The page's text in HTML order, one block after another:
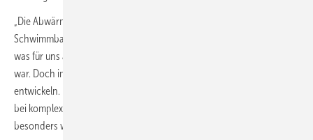
„Die Abwärme der Anlage zum Beheizen des hauseigenen
Schwimmbads zu nutzen, erforderte eine
was für uns als Betrieb für Kälteanlagenbau etwas herausfordernd
war. Doch im Projektteam konnten wir hier ein sehr gutes Konzept
entwickeln. Das
bei komplexen Anforderungen für eine zielführende Lösung
besonders wichtig.“